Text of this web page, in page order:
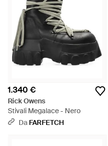
1.340 €
Rick Owens
Stivali Megalace - Nero
Da FARFETCH